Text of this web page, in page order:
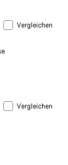
Vergleichen
Vergleichen